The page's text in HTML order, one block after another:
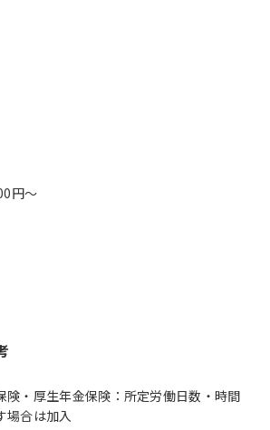
円〜
・厚生年金保険：所定労働日数・時間
場合は加入